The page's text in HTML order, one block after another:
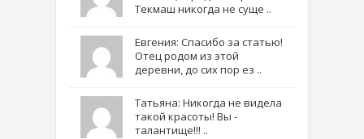
Текмаш никогда не суще ..
Евгения: Спасибо за статью!
Отец родом из этой
деревни, до сих пор ез ..
Татьяна: Никогда не видела
такой красоты! Вы -
талантище!!! ..